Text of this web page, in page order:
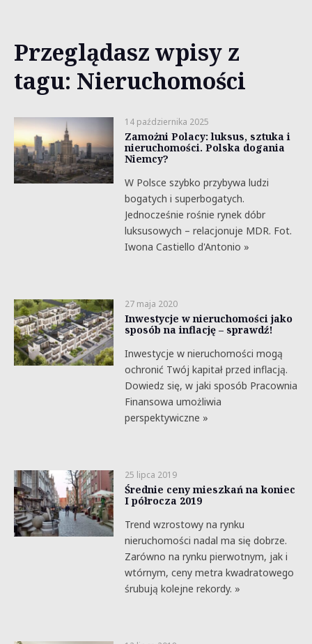
Przeglądasz wpisy z
tagu: Nieruchomości
14 października 2025
Zamożni Polacy: luksus, sztuka i
nieruchomości. Polska dogania
Niemcy?
W Polsce szybko przybywa ludzi
bogatych i superbogatych.
Jednocześnie rośnie rynek dóbr
luksusowych – relacjonuje MDR. Fot.
Iwona Castiello d'Antonio »
27 maja 2020
Inwestycje w nieruchomości jako
sposób na inflację – sprawdź!
Inwestycje w nieruchomości mogą
ochronić Twój kapitał przed inflacją.
Dowiedz się, w jaki sposób Pracownia
Finansowa umożliwia
perspektywiczne »
25 lipca 2019
Średnie ceny mieszkań na koniec
I półrocza 2019
Trend wzrostowy na rynku
nieruchomości nadal ma się dobrze.
Zarówno na rynku pierwotnym, jak i
wtórnym, ceny metra kwadratowego
śrubują kolejne rekordy. »